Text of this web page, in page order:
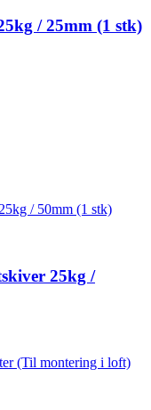
/ 25mm (1 stk)
25kg /